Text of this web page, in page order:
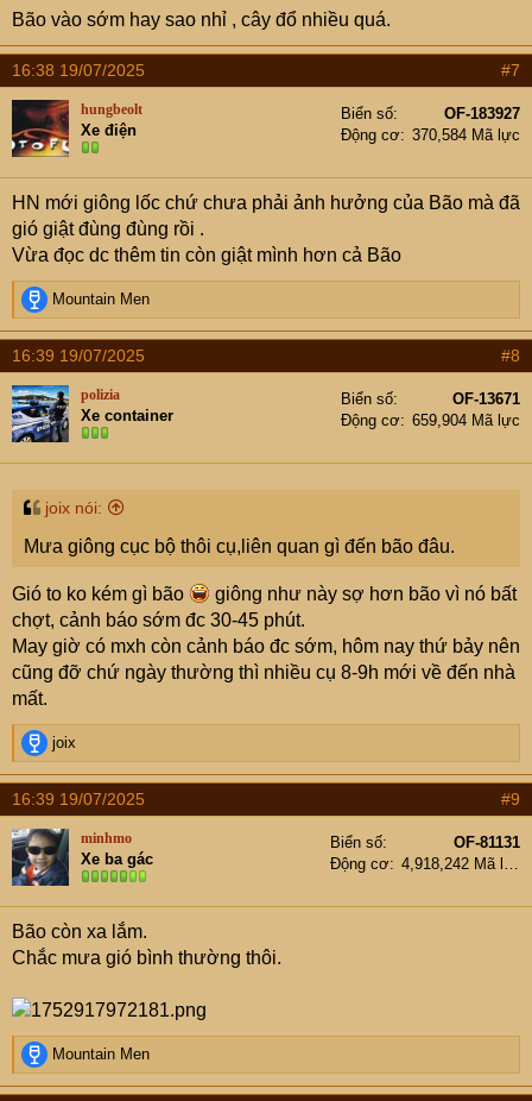
Bão vào sớm hay sao nhỉ , cây đổ nhiều quá.
16:38 19/07/2025 #7
hungbeolt
Xe điện
Biển số
OF-183927
Động cơ
370,584 Mã lực
HN mới giông lốc chứ chưa phải ảnh hưởng của Bão mà đã
gió giật đùng đùng rồi .
Vừa đọc dc thêm tin còn giật mình hơn cả Bão
R
e
a
c
t
i
o
n
s
Mountain Men
16:39 19/07/2025 #8
polizia
Xe container
Biển số
OF-13671
Động cơ
659,904 Mã lực
joix nói:
Mưa giông cục bộ thôi cụ,liên quan gì đến bão đâu.
Gió to ko kém gì bão
giông như này sợ hơn bão vì nó bất
chợt, cảnh báo sớm đc 30-45 phút.
May giờ có mxh còn cảnh báo đc sớm, hôm nay thứ bảy nên
cũng đỡ chứ ngày thường thì nhiều cụ 8-9h mới về đến nhà
mất.
R
e
a
c
t
i
o
n
s
:
joix
16:39 19/07/2025 #9
minhmo
Xe ba gác
Biển số
OF-81131
Động cơ
Bão còn xa lắm.
Chắc mưa gió bình thường thôi.
R
e
a
Mountain Men